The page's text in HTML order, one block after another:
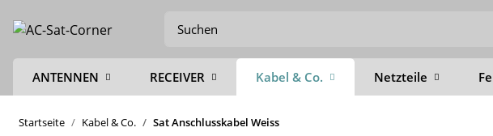
ANTENNEN RECEIVER Kabel & Co. Netzteile
Startseite Kabel & Co. Sat Anschlusskabel Weiss